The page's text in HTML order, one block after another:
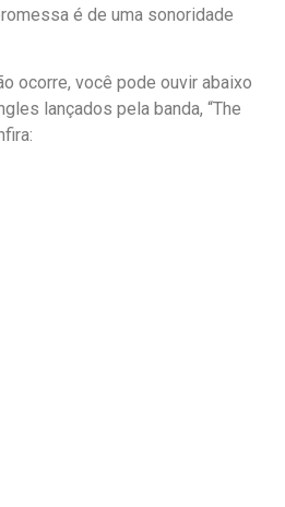
é de uma sonoridade
ocorre, você pode ouvir abaixo
lançados pela banda, “The